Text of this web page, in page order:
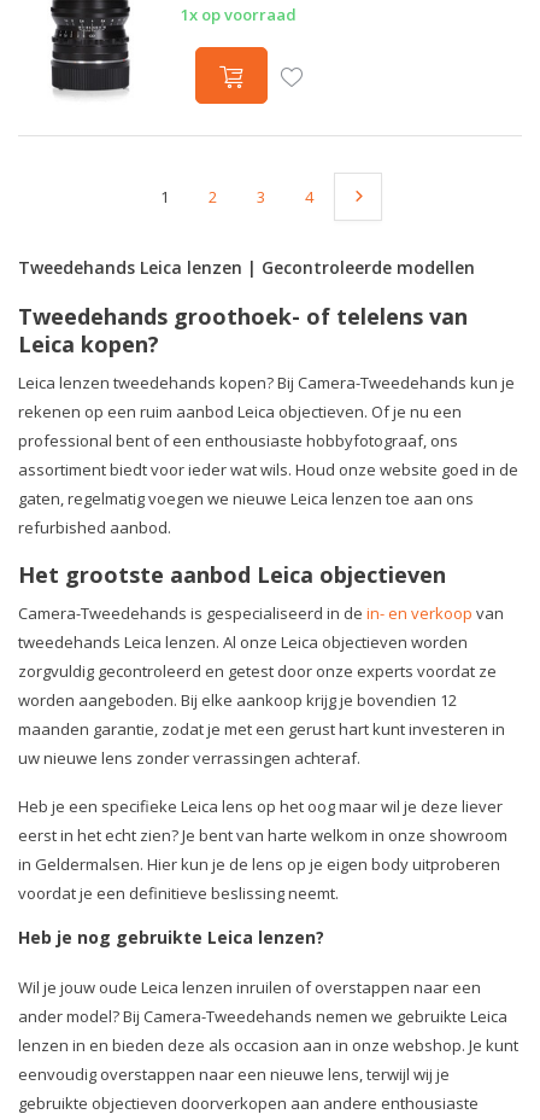
1x op voorraad
1 2 3 4
Tweedehands Leica lenzen | Gecontroleerde modellen
Tweedehands groothoek- of telelens van
Leica kopen?
Leica lenzen tweedehands kopen? Bij Camera-Tweedehands kun je
rekenen op een ruim aanbod Leica objectieven. Of je nu een
professional bent of een enthousiaste hobbyfotograaf, ons
assortiment biedt voor ieder wat wils. Houd onze website goed in de
gaten, regelmatig voegen we nieuwe Leica lenzen toe aan ons
refurbished aanbod.
Het grootste aanbod Leica objectieven
Camera-Tweedehands is gespecialiseerd in de in- en verkoop van
tweedehands Leica lenzen. Al onze Leica objectieven worden
zorgvuldig gecontroleerd en getest door onze experts voordat ze
worden aangeboden. Bij elke aankoop krijg je bovendien 12
maanden garantie, zodat je met een gerust hart kunt investeren in
uw nieuwe lens zonder verrassingen achteraf.
Heb je een specifieke Leica lens op het oog maar wil je deze liever
eerst in het echt zien? Je bent van harte welkom in onze showroom
in Geldermalsen. Hier kun je de lens op je eigen body uitproberen
voordat je een definitieve beslissing neemt.
Heb je nog gebruikte Leica lenzen?
Wil je jouw oude Leica lenzen inruilen of overstappen naar een
ander model? Bij Camera-Tweedehands nemen we gebruikte Leica
lenzen in en bieden deze als occasion aan in onze webshop. Je kunt
eenvoudig overstappen naar een nieuwe lens, terwijl wij je
gebruikte objectieven doorverkopen aan andere enthousiaste